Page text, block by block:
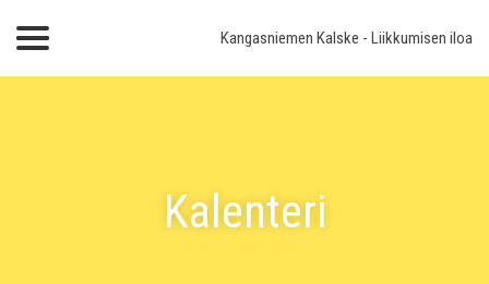
Kangasniemen Kalske - Liikkumisen iloa
Kalenteri